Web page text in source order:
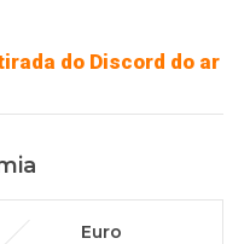
do Discord do ar
Euro